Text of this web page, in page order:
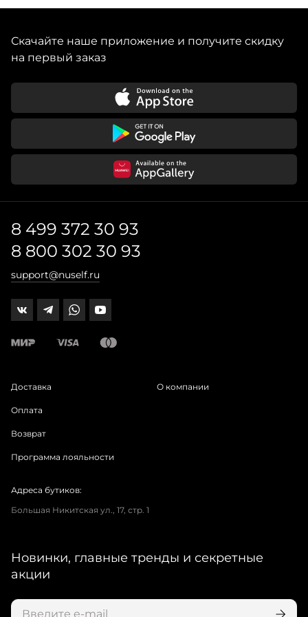
Скачайте наше приложение и получите скидку
на первый заказ
8 499 372 30 93
8 800 302 30 93
support@nuself.ru
Доставка
Оплата
Возврат
Программа лояльности
О компании
Адреса бутиков:
Большая Никитская ул., 17, стр. 1
Новинки, главные тренды и секретные
акции